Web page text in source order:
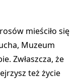
mieściło się
Muzeum
Zwłaszcza, że
też życie